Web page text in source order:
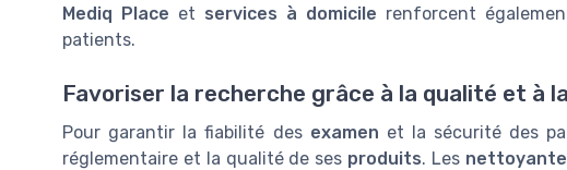
Mediq Place et services à domicile renforcent
patients.
Favoriser la recherche grâce à la qualité et à
Pour garantir la fiabilité des examen et la sécurité des
réglementaire et la qualité de ses produits. Les